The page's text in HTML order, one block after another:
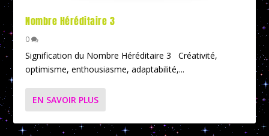
Nombre Héréditaire 3
0
Signification du Nombre Héréditaire 3 Créativité,
optimisme, enthousiasme, adaptabilité,...
EN SAVOIR PLUS